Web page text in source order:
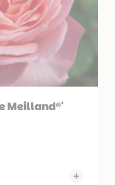
Meilland®'